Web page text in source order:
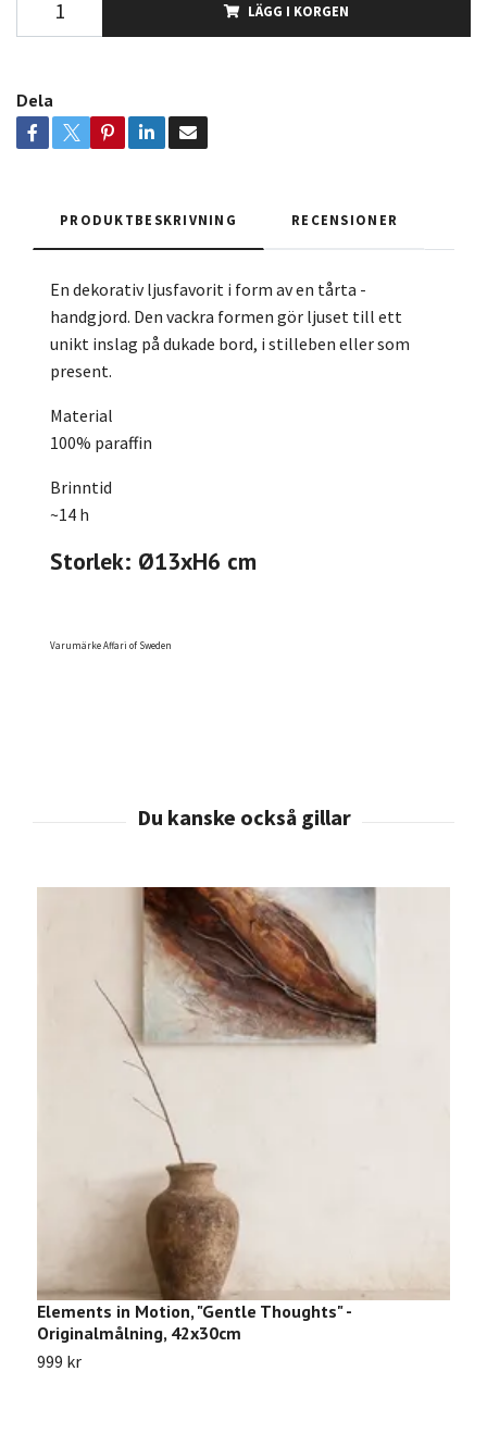
LÄGG I KORGEN
Dela
PRODUKTBESKRIVNING RECENSIONER
En dekorativ ljusfavorit i form av en tårta -
handgjord. Den vackra formen gör ljuset till ett
unikt inslag på dukade bord, i stilleben eller som
present.
Material
100% paraffin
Brinntid
~14 h
Storlek: Ø13xH6 cm
Varumärke Affari of Sweden
Elements in Motion, "Gentle Thoughts" -
Originalmålning, 42x30cm
999 kr